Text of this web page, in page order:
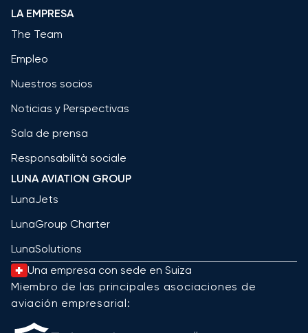
LA EMPRESA
The Team
Empleo
Nuestros socios
Noticias y Perspectivas
Sala de prensa
Responsabilità sociale
LUNA AVIATION GROUP
LunaJets
LunaGroup Charter
LunaSolutions
Una empresa con sede en Suiza
Miembro de las principales asociaciones de
aviación empresarial: